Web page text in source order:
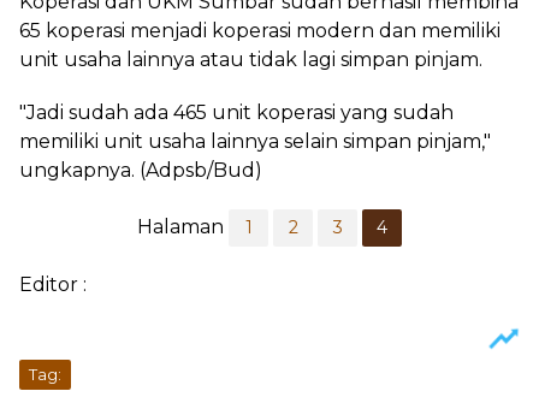
65 koperasi menjadi koperasi modern dan memiliki
unit usaha lainnya atau tidak lagi simpan pinjam.
"Jadi sudah ada 465 unit koperasi yang sudah
memiliki unit usaha lainnya selain simpan pinjam,"
ungkapnya. (Adpsb/Bud)
Halaman 1 2 3 4
Editor :
Tag: